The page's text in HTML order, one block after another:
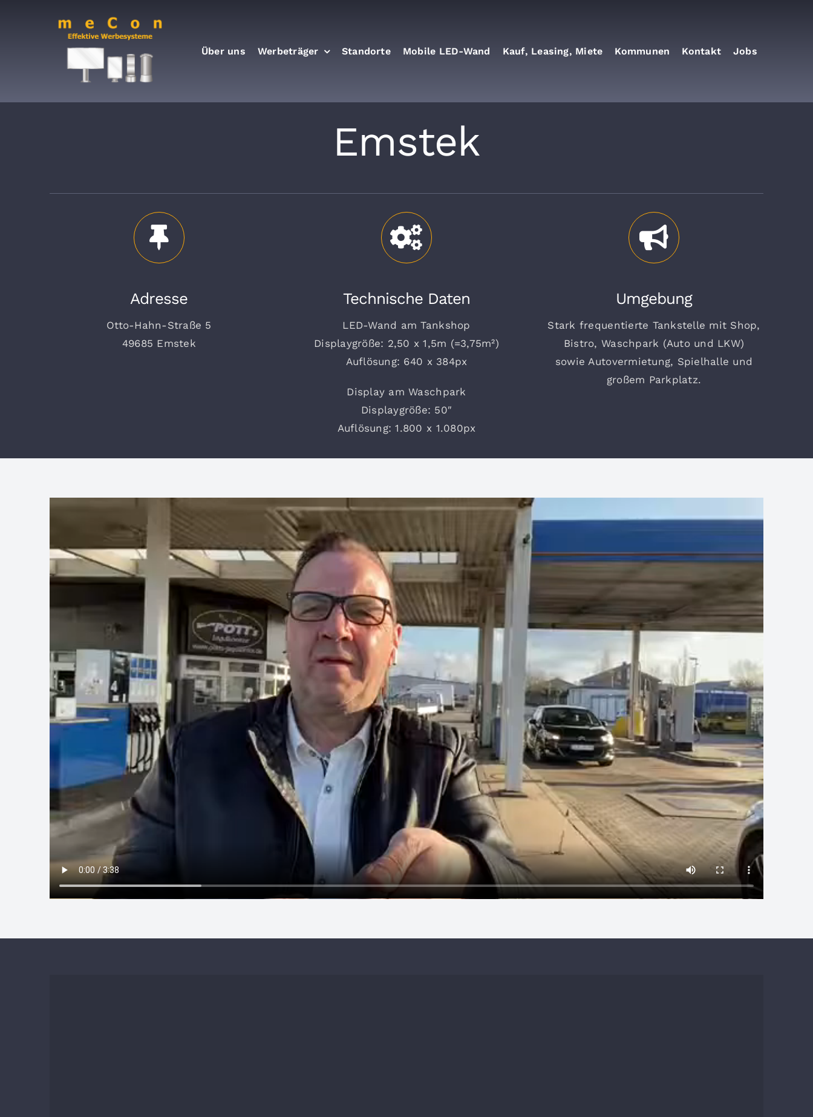
Über uns Werbeträger Standorte Mobile LED-Wand Kauf, Leasing, Miete Kommunen Kontakt Jobs
Emstek
Adresse
Otto-Hahn-Straße 5
49685 Emstek
Technische Daten
LED-Wand am Tankshop
Displaygröße: 2,50 x 1,5m (=3,75m²)
Auflösung: 640 x 384px
Display am Waschpark
Displaygröße: 50″
Auflösung: 1.800 x 1.080px
Umgebung
Stark frequentierte Tankstelle mit Shop,
Bistro, Waschpark (Auto und LKW)
sowie Autovermietung, Spielhalle und
großem Parkplatz.